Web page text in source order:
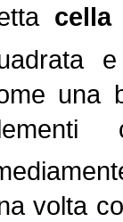
cella
una
volta